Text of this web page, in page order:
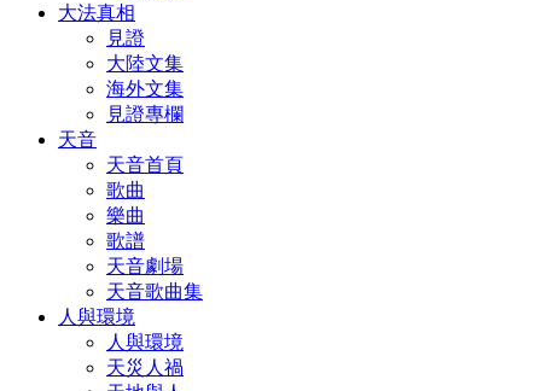
大法真相
見證
大陸文集
海外文集
見證專欄
天音
天音首頁
歌曲
樂曲
歌譜
天音劇場
天音歌曲集
人與環境
人與環境
天災人禍